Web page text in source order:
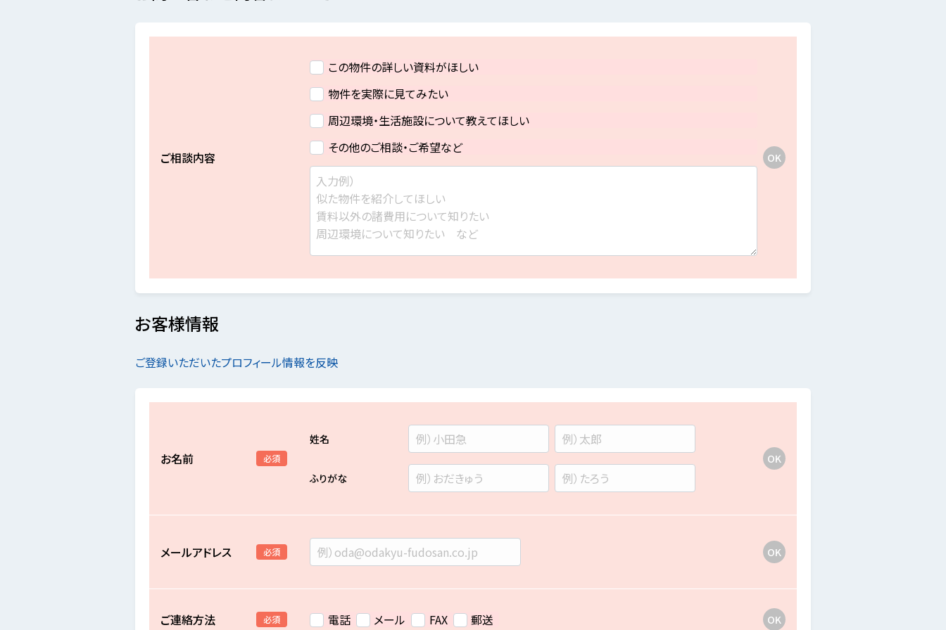
ご相談内容
この物件の詳しい資料がほしい
物件を実際に見てみたい
周辺環境・生活施設について教えてほしい
その他のご相談・ご希望など
お客様情報
ご登録いただいたプロフィール情報を反映
お名前 必須
姓名
ふりがな
メールアドレス 必須
ご連絡方法 必須 電話 メール FAX 郵送